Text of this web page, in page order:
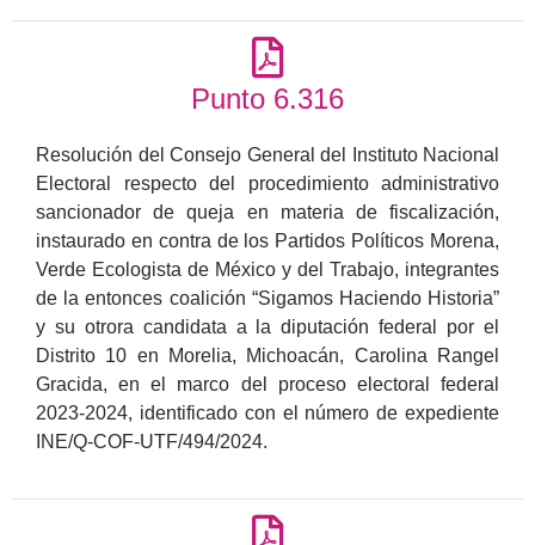
Punto 6.316
Resolución del Consejo General del Instituto Nacional
Electoral respecto del procedimiento administrativo
sancionador de queja en materia de fiscalización,
instaurado en contra de los Partidos Políticos Morena,
Verde Ecologista de México y del Trabajo, integrantes
de la entonces coalición “Sigamos Haciendo Historia”
y su otrora candidata a la diputación federal por el
Distrito 10 en Morelia, Michoacán, Carolina Rangel
Gracida, en el marco del proceso electoral federal
2023-2024, identificado con el número de expediente
INE/Q-COF-UTF/494/2024.